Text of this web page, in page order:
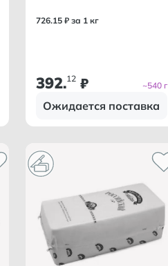
726.15 ₽ за 1 кг
392.12 ₽ ~540 г
Ожидается поставка